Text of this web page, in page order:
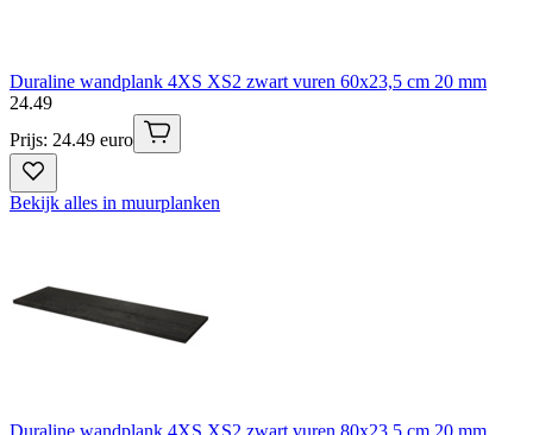
Duraline wandplank 4XS XS2 zwart vuren 60x23,5 cm 20 mm
24.49
Prijs: 24.49 euro
Bekijk alles in muurplanken